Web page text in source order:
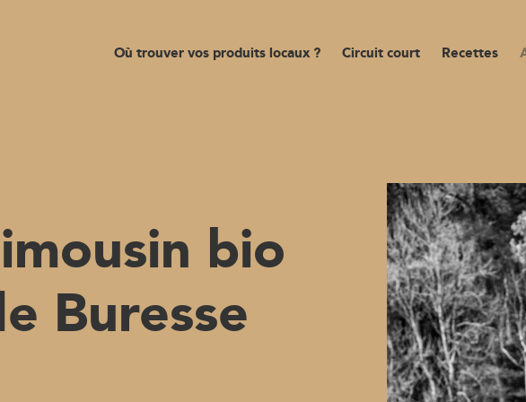
Où trouver vos produits locaux ? Circuit court Recettes
bio
Buresse